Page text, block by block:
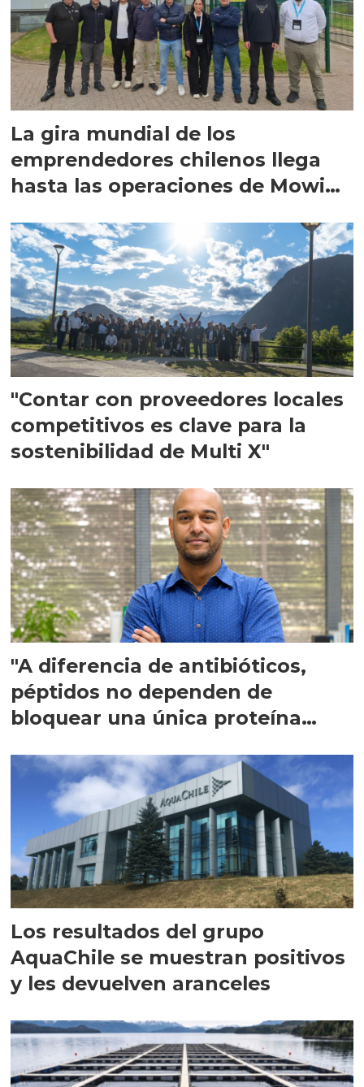
La gira mundial de los
emprendedores chilenos llega
hasta las operaciones de Mowi
"Contar con proveedores locales
competitivos es clave para la
sostenibilidad de Multi X"
"A diferencia de antibióticos,
péptidos no dependen de
bloquear una única proteína
Los resultados del grupo
AquaChile se muestran positivos
y les devuelven aranceles